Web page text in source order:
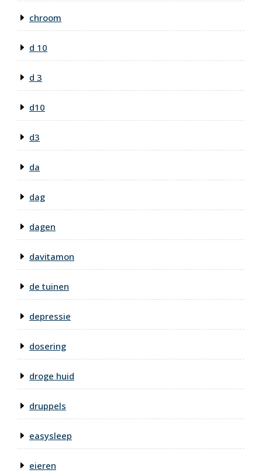
chroom
d 10
d 3
d10
d3
da
dag
dagen
davitamon
de tuinen
depressie
dosering
droge huid
druppels
easysleep
eieren